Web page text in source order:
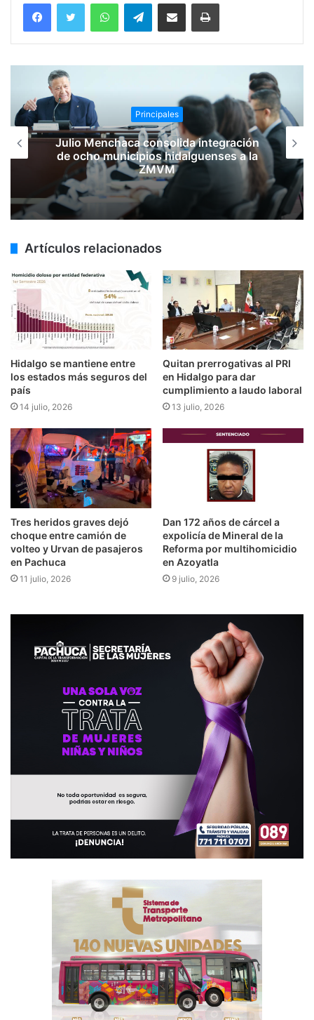
WhatsAppTelegramCompartir vía email Imprimir
Principales
Julio Menchaca consolida integración
de ocho municipios hidalguenses a la
ZMVM
Artículos relacionados
Hidalgo se mantiene entre
los estados más seguros del
país
14 julio, 2026
Quitan prerrogativas al PRI
en Hidalgo para dar
cumplimiento a laudo laboral
13 julio, 2026
Tres heridos graves dejó
choque entre camión de
volteo y Urvan de pasajeros
en Pachuca
11 julio, 2026
Dan 172 años de cárcel a
expolicía de Mineral de la
Reforma por multihomicidio
en Azoyatla
9 julio, 2026